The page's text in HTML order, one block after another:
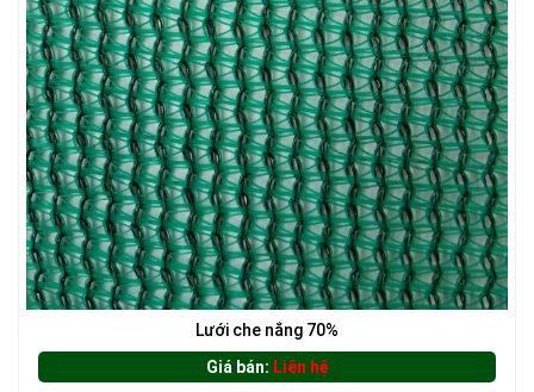
LƯỚI CHE NẮNG
Lưới che nắng 70%
Giá bán: Liên hệ